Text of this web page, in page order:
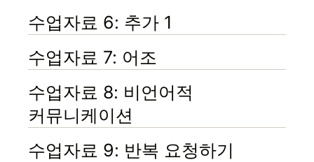
수업자료 6: 추가 1
수업자료 7: 어조
수업자료 8: 비언어적
커뮤니케이션
수업자료 9: 반복 요청하기